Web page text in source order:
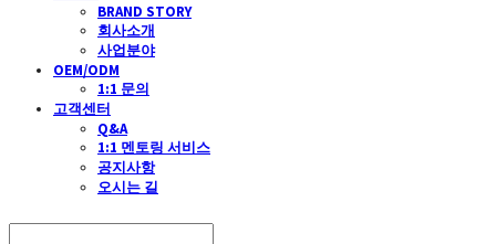
BRAND STORY
회사소개
사업분야
OEM/ODM
1:1 문의
고객센터
Q&A
1:1 멘토링 서비스
공지사항
오시는 길